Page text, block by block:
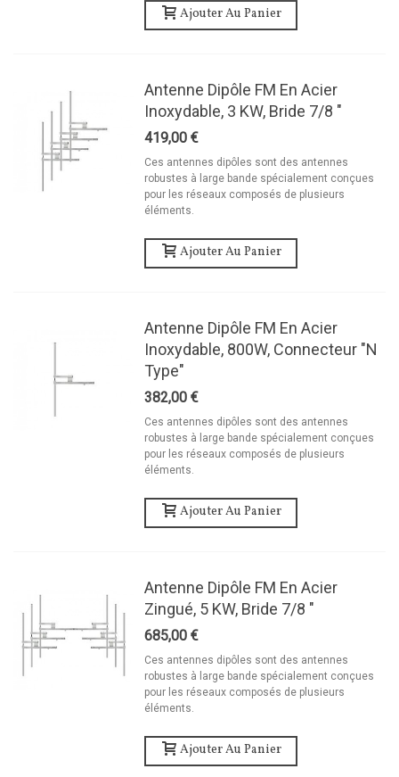
Ajouter Au Panier
Antenne Dipôle FM En Acier
Inoxydable, 3 KW, Bride 7/8 "
419,00 €
Ces antennes dipôles sont des antennes
robustes à large bande spécialement conçues
pour les réseaux composés de plusieurs
éléments.
Ajouter Au Panier
Antenne Dipôle FM En Acier
Inoxydable, 800W, Connecteur "N
Type"
382,00 €
Ces antennes dipôles sont des antennes
robustes à large bande spécialement conçues
pour les réseaux composés de plusieurs
éléments.
Ajouter Au Panier
Antenne Dipôle FM En Acier
Zingué, 5 KW, Bride 7/8 "
685,00 €
Ces antennes dipôles sont des antennes
robustes à large bande spécialement conçues
pour les réseaux composés de plusieurs
éléments.
Ajouter Au Panier